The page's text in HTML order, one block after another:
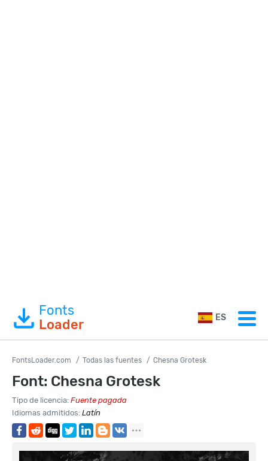
Fonts
Loader
ES
FontsLoader.com Todas las fuentes Chesna Grotesk
Font: Chesna Grotesk
Tipo de licencia: Fuente pagada
Idiomas admitidos: Latín